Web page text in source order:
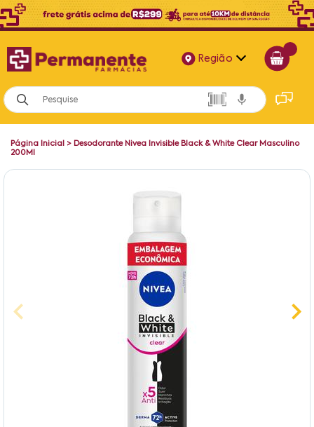
Região
Alagoas
Bahia
Página Inicial > Desodorante Nivea Invisible Black & White Clear Masculino
200Ml